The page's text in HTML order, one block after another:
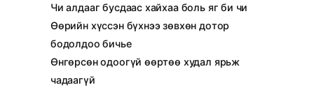
Чи алдааг бусдаас хайхаа боль яг би чи
Өөрийн хүссэн бүхнээ зөвхөн дотор
бодолдоо бичье
Өнгөрсөн одоогүй өөртөө худал ярьж
чадаагүй